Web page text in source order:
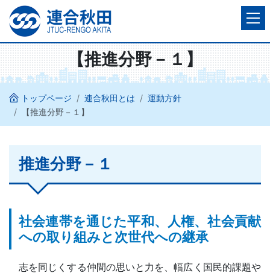
【推進分野－１】
トップページ 連合秋田とは
運動方針
【推進分野－１】
推進分野－１
社会連帯を通じた平和、人権、社会貢献
への取り組みと次世代への継承
志を同じくする仲間の思いと力を、幅広く国民的課題や